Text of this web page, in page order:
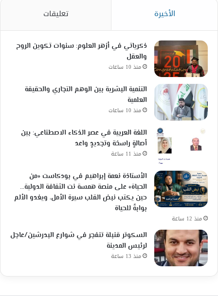
الأخيرة تعليقات
ذكرياتي في أزهر العلوم: سنوات تكوين الروح
والعقل
منذ 10 ساعات
التنمية البشرية بين الوهم التجاري والحقيقة
العلمية
منذ 10 ساعات
اللغة العربية في عصر الذكاء الاصطناعي: بين
أصالةٍ راسخة وتجديدٍ واعد
منذ 11 ساعة
الأستاذة نعمة إبراهيم في بودكاست «من
الحياة» على منصة همسة نت الثقافة الدولية…
حين يكتب نبض القلب سيرة الأمل، ويغدو الألم
بوابةً للحياة
منذ 12 ساعة
السكوتر قنبلة تنفجر في شوارع البدرشين/عاجل
لرئيس المدينة
منذ 13 ساعة